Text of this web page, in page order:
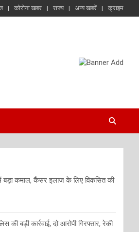
कोरोना खबर राज्य अन्य खबरें क्राइम
में बड़ा कमाल, कैंसर इलाज के लिए विकसित की
की बड़ी कार्रवाई, दो आरोपी गिरफ्तार, रेकी